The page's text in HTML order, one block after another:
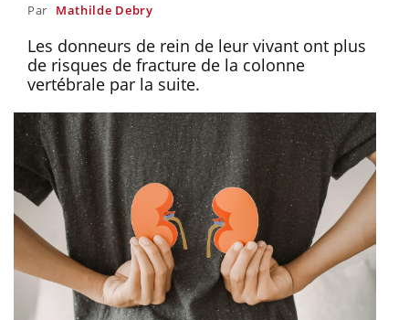
Par Mathilde Debry
Les donneurs de rein de leur vivant ont plus
de risques de fracture de la colonne
vertébrale par la suite.